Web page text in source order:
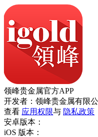
领峰贵金属官方APP
开发者：领峰贵金属有限
查看 应用权限与 隐私政策
安卓版本：
iOS 版本：